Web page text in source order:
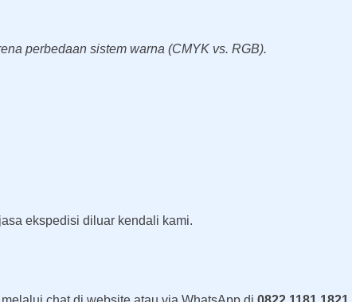
perbedaan sistem warna (CMYK vs. RGB).
ekspedisi diluar kendali kami.